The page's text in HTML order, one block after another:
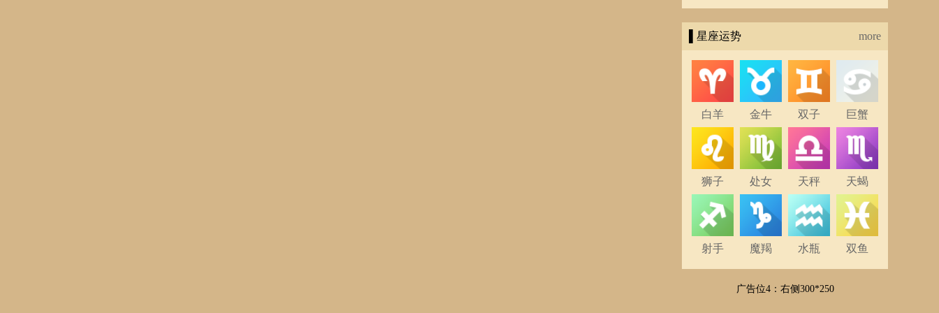
▌星座运势 more
白羊 金牛 双子 巨蟹
狮子 处女 天秤 天蝎
射手 魔羯 水瓶 双鱼
广告位4：右侧300*250